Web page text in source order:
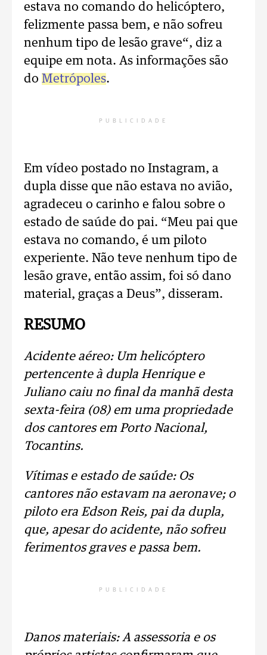
estava no comando do helicóptero,
felizmente passa bem, e não sofreu
nenhum tipo de lesão grave“, diz a
equipe em nota. As informações são
do Metrópoles.
PUBLICIDADE
Em vídeo postado no Instagram, a
dupla disse que não estava no avião,
agradeceu o carinho e falou sobre o
estado de saúde do pai. “Meu pai que
estava no comando, é um piloto
experiente. Não teve nenhum tipo de
lesão grave, então assim, foi só dano
material, graças a Deus”, disseram.
RESUMO
Acidente aéreo: Um helicóptero
pertencente à dupla Henrique e
Juliano caiu no final da manhã desta
sexta-feira (08) em uma propriedade
dos cantores em Porto Nacional,
Tocantins.
Vítimas e estado de saúde: Os
cantores não estavam na aeronave; o
piloto era Edson Reis, pai da dupla,
que, apesar do acidente, não sofreu
ferimentos graves e passa bem.
PUBLICIDADE
Danos materiais: A assessoria e os